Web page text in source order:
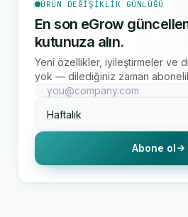
ÜRÜN DEĞIŞIKLIK GÜNLÜĞÜ
En son eGrow
kutunuza alın.
Yeni özellikler, iyileştirmeler ve
yok — dilediğiniz zaman
Abone ol